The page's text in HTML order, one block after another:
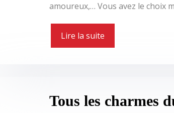
amoureux,… Vous avez le choix
Lire la suite
Tous les charmes